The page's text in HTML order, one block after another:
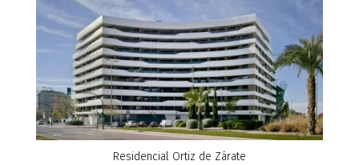
Residencial Ortiz de Zárate